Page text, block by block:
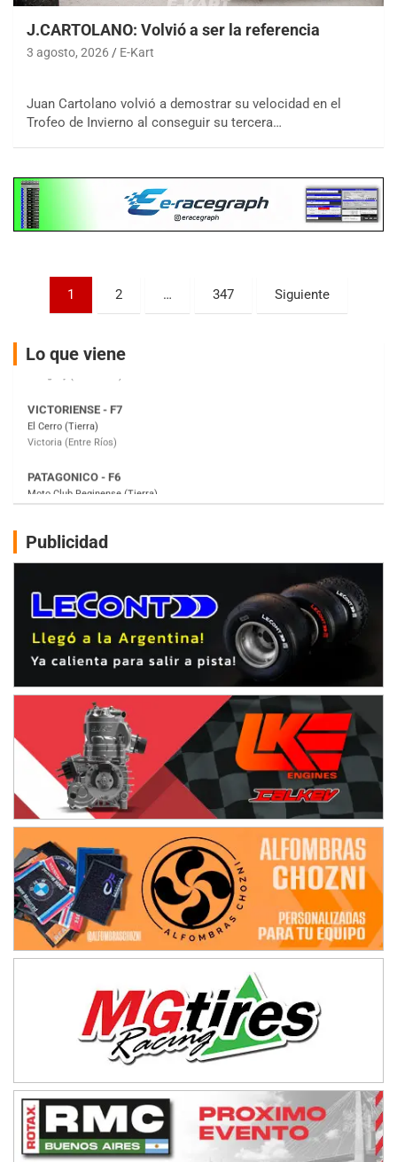
J.CARTOLANO: Volvió a ser la referencia
3 agosto, 2026 E-Kart
Juan Cartolano volvió a demostrar su velocidad en el
Trofeo de Invierno al conseguir su tercera…
Paginación
entradas
1 2 … 347 Siguiente
Lo que viene
IAME SERIES ARGENTINA 6
KDO - F6
Ciudad de Trenque Lauquen (Asfalto)
Trenque Lauquen (Buenos Aires)
Parque de la Velocidad (Asfalto)
Villaguay (Entre Ríos)
Victoria (Entre Ríos)
Moto Club Reginense (Tierra)
Gral. E. Godoy (Río Negro)
Juventud Unida (Tierra)
Humboldt (Santa Fe)
Ciudad de Avellaneda (Asfalto)
Avellaneda (Santa Fe)
SUR SANTAFESINO - F4
José Samuel Sánchez (Tierra)
Rufino (Santa Fe)
TUCUMANO - F5
El Timbó (Tucumán)
COBERTURA ESPECIAL DE E-KART.COM.AR
08/09-AGO
IAME SERIES ARGENTINA 6
Ramiro Tot (Asfalto)
Baradero (Buenos Aires)
KDO - F6
Ciudad de Trenque Lauquen (Asfalto)
Trenque Lauquen (Buenos Aires)
ENTRERRIANO - F6 (POSTERGADA)
Parque de la Velocidad (Asfalto)
Villaguay (Entre Ríos)
El Cerro (Tierra)
Victoria (Entre Ríos)
PATAGONICO - F6
Moto Club Reginense (Tierra)
Gral. E. Godoy (Río Negro)
CSK - F7
Juventud Unida (Tierra)
Humboldt (Santa Fe)
Publicidad